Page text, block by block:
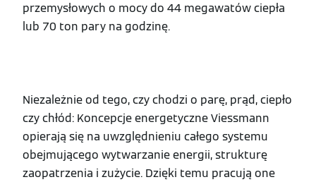
przemysłowych o mocy do 44 megawatów ciepła
lub 70 ton pary na godzinę.
Niezależnie od tego, czy chodzi o parę, prąd, ciepło
czy chłód: Koncepcje energetyczne Viessmann
opierają się na uwzględnieniu całego systemu
obejmującego wytwarzanie energii, strukturę
zaopatrzenia i zużycie. Dzięki temu pracują one